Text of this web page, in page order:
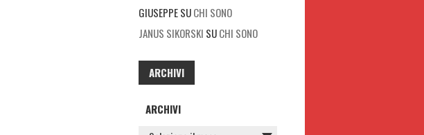
GIUSEPPESUCHI SONO
JANUS SIKORSKI SUCHI SONO
ARCHIVI
ARCHIVI